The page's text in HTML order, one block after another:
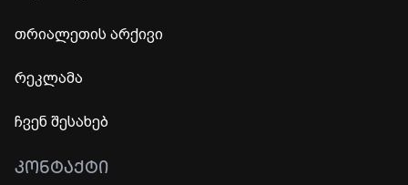
თრიალეთის არქივი
რეკლამა
ჩვენ შესახებ
ᲙᲝᲜᲢᲐᲥᲢᲘ